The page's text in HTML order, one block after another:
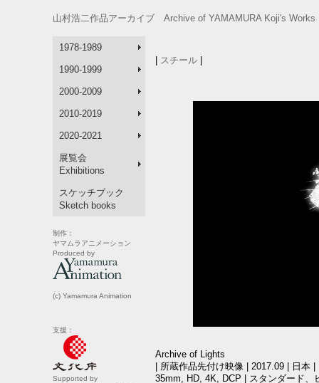
山村浩二作品アーカイブ Archive of YAMAMURA Koji's
1978-1989
1990-1999
2000-2009
2010-2019
2020-2021
展覧会
Exhibitions
スケッチブック
Sketch books
制作：
ヤマムラアニメーション
Produced by
(c) Yamamura Animation
支援：
Supported by
スチール
Archive of Lights
| 所蔵作品先付け映像 | 2017.09 | 日本
35mm, HD, 4K, DCP | スタンダード、